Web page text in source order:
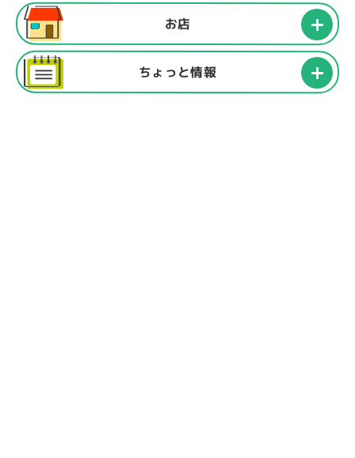
お店
ちょっと情報